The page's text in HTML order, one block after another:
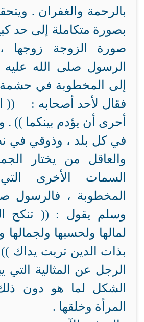
بالرحمة والغفران .
بصورة متكاملة إلى حد
صورة الزوجة زوجها
الرسول صلى الله عليه
إلى المخطوبة في حشمة
فقال لأحد أصحابه : ((
أحرى أن يؤدم بينكما ))
في كل بلد ، وذوقي في
والعاقل من يختار
السمات الأخرى
المخطوبة ، فالرسول
وسلم يقول : (( تنكح
لمالها ولحسبها ولجمالها
بذات الدين تربت يداك ))
الرجل عن المثالية
الشكل لما هو دون
المرأة وخلقها .